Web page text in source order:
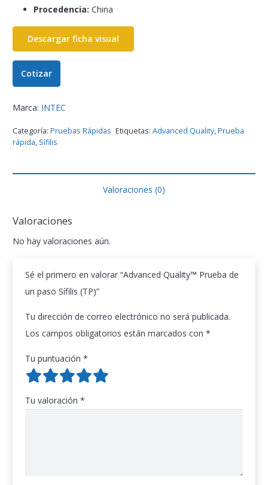
Procedencia: China
Descargar ficha visual
Cotizar
Marca: INTEC
Categoría: Pruebas Rápidas Etiquetas:Advanced Quality,Prueba
rápida, Sífilis
Valoraciones (0)
Valoraciones
No hay valoraciones aún.
Sé el primero en valorar “Advanced Quality™ Prueba de
un paso Sífilis (TP)”
Tu dirección de correo electrónico no será publicada.
Los campos obligatorios están marcados con *
Tu puntuación *
Tu valoración *